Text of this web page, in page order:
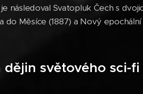
následoval Svatopluk Čech s
do Měsíce (1887) a Nový
dějin světového sci-